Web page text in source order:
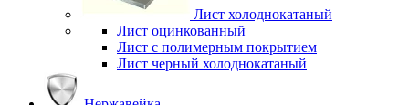
Лист холоднокатаный
Лист оцинкованный
Лист с полимерным покрытием
Лист черный холоднокатаный